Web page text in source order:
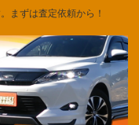
まずは査定依頼から！